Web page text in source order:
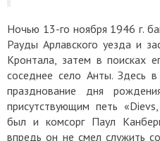
Ночью 13-го ноября 1946 г.
Рауды Арлавского уезда и
Кронтала, затем в поисках
соседнее село Анты. Здесь
празднование дня
присутствующим петь
был и комсорг Паул
впредь он не смел служить